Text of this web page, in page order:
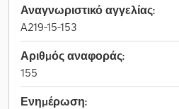
Αναγνωριστικό αγγελίας:
A219-15-153
Αριθμός αναφοράς:
155
Ενημέρωση: